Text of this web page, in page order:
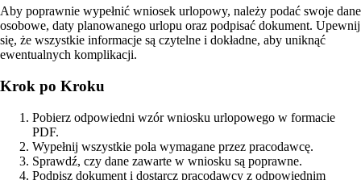
Aby poprawnie wypełnić wniosek urlopowy, należy podać swoje dane
osobowe, daty planowanego urlopu oraz podpisać dokument. Upewnij
się, że wszystkie informacje są czytelne i dokładne, aby uniknąć
ewentualnych komplikacji.
Krok po Kroku
Pobierz odpowiedni wzór wniosku urlopowego w formacie
PDF.
Wypełnij wszystkie pola wymagane przez pracodawcę.
Sprawdź, czy dane zawarte w wniosku są poprawne.
Podpisz dokument i dostarcz pracodawcy z odpowiednim